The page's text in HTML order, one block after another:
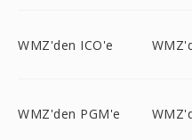
WMZ'den ICO'e
WMZ'den PGM'e